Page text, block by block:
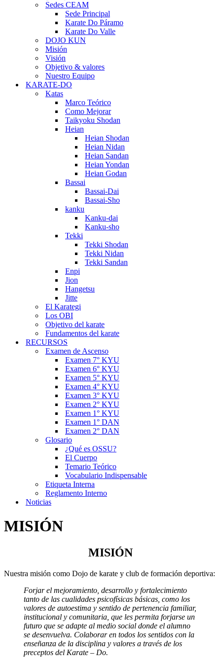
Sedes CEAM
Sede Principal
Karate Do Páramo
Karate Do Valle
DOJO KUN
Misión
Visión
Objetivo & valores
Nuestro Equipo
KARATE-DO
Katas
Marco Teórico
Como Mejorar
Taikyoku Shodan
Heian
Heian Shodan
Heian Nidan
Heian Sandan
Heian Yondan
Heian Godan
Bassai
Bassai-Dai
Bassai-Sho
kanku
Kanku-dai
Kanku-sho
Tekki
Tekki Shodan
Tekki Nidan
Tekki Sandan
Enpi
Jion
Hangetsu
Jitte
El Karategi
Los OBI
Objetivo del karate
Fundamentos del karate
RECURSOS
Examen de Ascenso
Examen 7° KYU
Examen 6° KYU
Examen 5° KYU
Examen 4° KYU
Examen 3° KYU
Examen 2° KYU
Examen 1° KYU
Examen 1° DAN
Examen 2° DAN
Glosario
¿Qué es OSSU?
El Cuerpo
Temario Teórico
Vocabulario Indispensable
Etiqueta Interna
Reglamento Interno
Noticias
MISIÓN
MISIÓN
Nuestra misión como Dojo de karate y club de formación deportiva:
Forjar el mejoramiento, desarrollo y fortalecimiento
tanto de las cualidades psicofísicas básicas, como los
valores de autoestima y sentido de pertenencia familiar,
institucional y comunitaria, que les permita forjarse un
futuro que se adapte al medio social donde el alumno
se desenvuelva. Colaborar en todos los sentidos con la
enseñanza de la disciplina y valores a través de los
preceptos del Karate – Do.